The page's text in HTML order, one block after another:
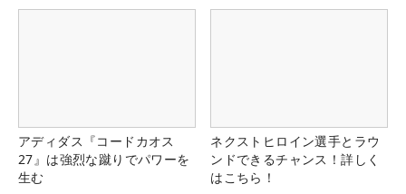
アディダス『コードカオス
27』は強烈な蹴りでパワーを
生む
ネクストヒロイン選手とラウ
ンドできるチャンス！詳しく
はこちら！